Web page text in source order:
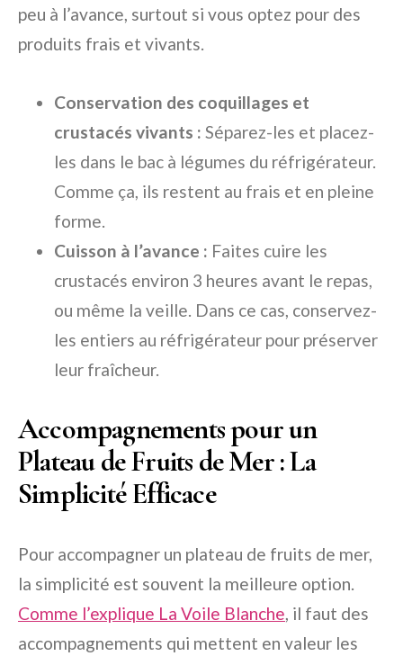
peu à l’avance, surtout si vous optez pour des
produits frais et vivants.
Conservation des coquillages et
crustacés vivants : Séparez-les et placez-
les dans le bac à légumes du réfrigérateur.
Comme ça, ils restent au frais et en pleine
forme.
Cuisson à l’avance : Faites cuire les
crustacés environ 3 heures avant le repas,
ou même la veille. Dans ce cas, conservez-
les entiers au réfrigérateur pour préserver
leur fraîcheur.
Accompagnements pour un
Plateau de Fruits de Mer : La
Simplicité Efficace
Pour accompagner un plateau de fruits de mer,
la simplicité est souvent la meilleure option.
Comme l’explique La Voile Blanche, il faut des
accompagnements qui mettent en valeur les